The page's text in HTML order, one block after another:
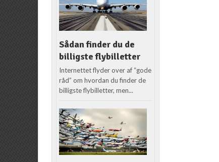
Sådan finder du de
billigste flybilletter
Internettet flyder over af “gode
råd” om hvordan du finder de
billigste flybilletter, men...